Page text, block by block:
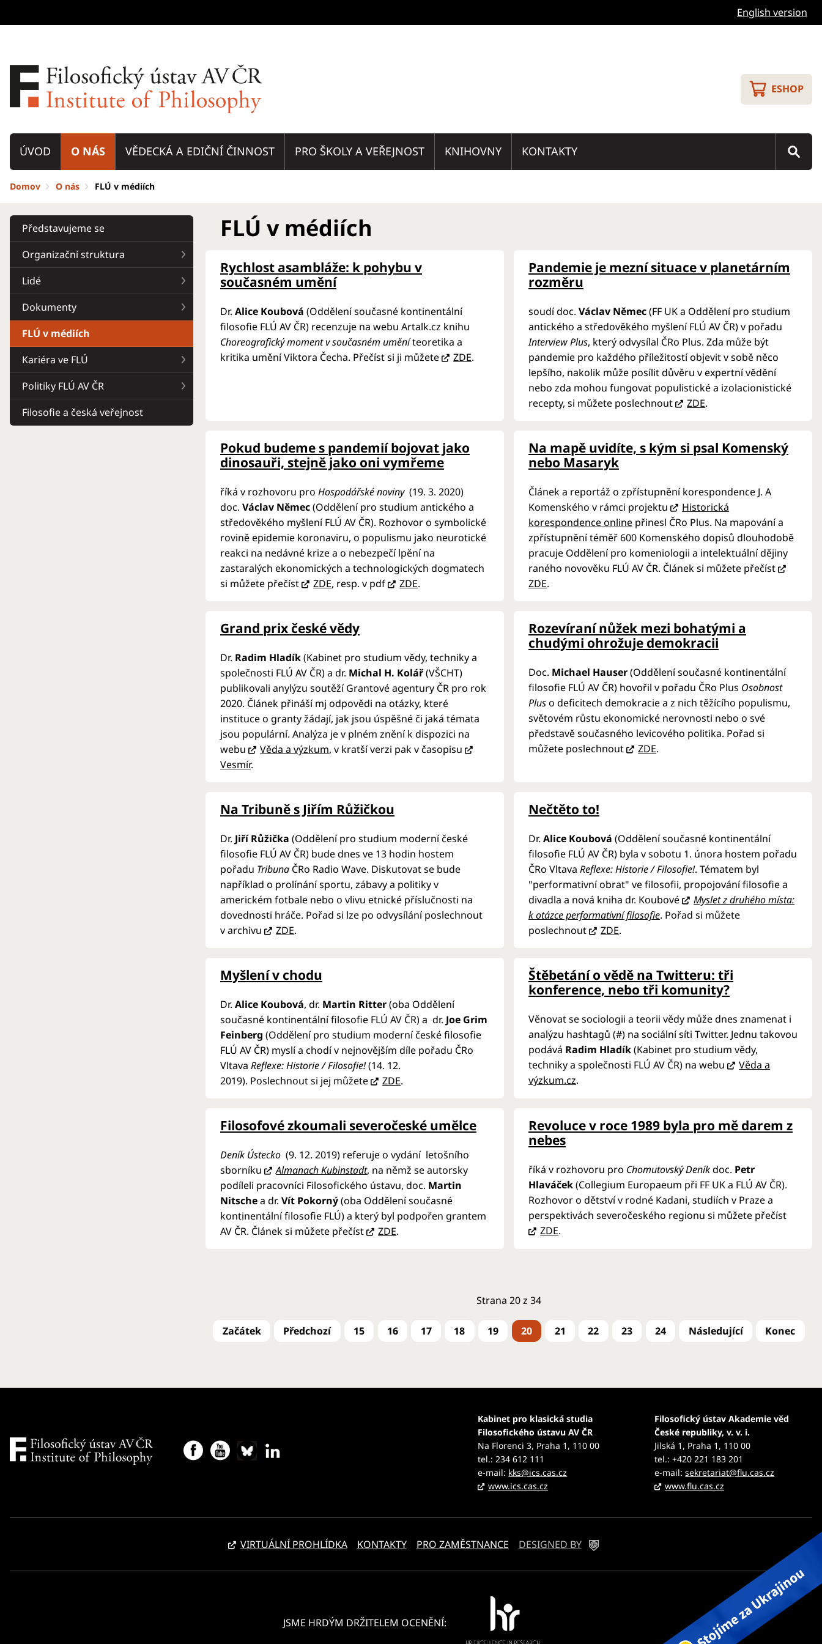
English version
ESHOP
ÚVOD O NÁS VĚDECKÁ A EDIČNÍ ČINNOST PRO ŠKOLY A VEŘEJNOST KNIHOVNY KONTAKTY
Domov O nás FLÚ v médiích
Představujeme se
Organizační struktura
Lidé
Dokumenty
FLÚ v médiích
Kariéra ve FLÚ
Politiky FLÚ AV ČR
Filosofie a česká veřejnost
FLÚ v médiích
Rychlost asambláže: k pohybu v
současném umění
Dr. Alice Koubová (Oddělení současné kontinentální
filosofie FLÚ AV ČR) recenzuje na webu Artalk.cz knihu
Choreografický moment v současném uměníteoretika a
kritika umění Viktora Čecha. Přečíst si ji můžete
ZDE.
Pandemie je mezní situace v planetárním
rozměru
soudí doc. Václav Němec(FF UK a Oddělení pro studium
antického a středověkého myšlení FLÚ AV ČR) v pořadu
Interview Plus, který odvysílal ČRo Plus. Zda může být
pandemie pro každého příležitostí objevit v sobě něco
lepšího, nakolik může posílit důvěru v expertní vědění
nebo zda mohou fungovat populistické a izolacionistické
recepty, si můžete poslechnout
ZDE.
Pokud budeme s pandemií bojovat jako
dinosauři, stejně jako oni vymřeme
říká v rozhovoru pro Hospodářské noviny(19. 3. 2020)
doc. Václav Němec(Oddělení pro studium antického a
středověkého myšlení FLÚ AV ČR). Rozhovor o symbolické
rovině epidemie koronaviru, o populismu jako neurotické
reakci na nedávné krize a o nebezpečí lpění na
zastaralých ekonomických a technologických dogmatech
si můžete přečíst
ZDE, resp. v pdf ZDE.
Na mapě uvidíte, s kým si psal Komenský
nebo Masaryk
Článek a reportáž o zpřístupnění korespondence J. A
Komenského v rámci projektu
Historická
korespondence online přinesl ČRo Plus. Na mapování a
zpřístupnění téměř 600 Komenského dopisů dlouhodobě
pracuje Oddělení pro komeniologii a intelektuální dějiny
raného novověku FLÚ AV ČR. Článek si můžete přečíst
ZDE.
Grand prix české vědy
Dr. Radim Hladík(Kabinet pro studium vědy, techniky a
společnosti FLÚ AV ČR) a dr. Michal H. Kolář(VŠCHT)
publikovali anylýzu soutěží Grantové agentury ČR pro rok
2020. Článek přináší mj odpovědi na otázky, které
instituce o granty žádají, jak jsou úspěšné či jaká témata
jsou populární. Analýza je v plném znění k dispozici na
webu
Věda a výzkum, v kratší verzi pak v časopisu
Vesmír.
Rozevíraní nůžek mezi bohatými a
chudými ohrožuje demokracii
Doc. Michael Hauser(Oddělení současné kontinentální
filosofie FLÚ AV ČR) hovořil v pořadu ČRo Plus Osobnost
Pluso deficitech demokracie a z nich těžícího populismu,
světovém růstu ekonomické nerovnosti nebo o své
představě současného levicového politika. Pořad si
můžete poslechnout
ZDE.
Na Tribuně s Jiřím Růžičkou
Dr. Jiří Růžička (Oddělení pro studium moderní české
filosofie FLÚ AV ČR) bude dnes ve 13 hodin hostem
pořadu Tribuna ČRo Radio Wave. Diskutovat se bude
například o prolínání sportu, zábavy a politiky v
americkém fotbale nebo o vlivu etnické příslučnosti na
dovednosti hráče. Pořad si lze po odvysílání poslechnout
v archivu
ZDE.
Nečtěto to!
Dr. Alice Koubová (Oddělení současné kontinentální
filosofie FLÚ AV ČR) byla v sobotu 1. února hostem pořadu
ČRo Vltava Reflexe: Historie / Filosofie!. Tématem byl
"performativní obrat" ve filosofii, propojování filosofie a
divadla a nová kniha dr. Koubové
Myslet z druhého místa:
k otázce performativní filosofie. Pořad si můžete
poslechnout
ZDE.
Myšlení v chodu
Dr. Alice Koubová, dr. Martin Ritter(oba Oddělení
současné kontinentální filosofie FLÚ AV ČR) a dr. Joe Grim
Feinberg (Oddělení pro studium moderní české filosofie
FLÚ AV ČR) myslí a chodí v nejnovějším díle pořadu ČRo
Vltava Reflexe: Historie / Filosofie!(14. 12.
2019). Poslechnout si jej můžete ZDE.
Štěbetání o vědě na Twitteru: tři
konference, nebo tři komunity?
Věnovat se sociologii a teorii vědy může dnes znamenat i
analýzu hashtagů (#) na sociální síti Twitter. Jednu takovou
podává Radim Hladík(Kabinet pro studium vědy,
techniky a společnosti FLÚ AV ČR) na webu
Věda a
výzkum.cz.
Filosofové zkoumali severočeské umělce
Deník Ústecko (9. 12. 2019) referuje o vydání letošního
sborníku
Almanach Kubinstadt, na němž se autorsky
podíleli pracovníci Filosofického ústavu, doc. Martin
Nitschea dr. Vít Pokorný(oba Oddělení současné
kontinentální filosofie FLÚ) a který byl podpořen grantem
AV ČR. Článek si můžete přečíst
ZDE.
Revoluce v roce 1989 byla pro mě darem z
nebes
říká v rozhovoru pro Chomutovský Deníkdoc. Petr
Hlaváček(Collegium Europaeum při FF UK a FLÚ AV ČR).
Rozhovor o dětství v rodné Kadani, studiích v Praze a
perspektivách severočeského regionu si můžete přečíst
ZDE.
Strana 20 z 34
15 16 17 18 19 20 21 22 23 24
Kabinet pro klasická studia
Filosofického ústavu AV ČR
Na Florenci 3, Praha 1, 110 00
tel.: 234 612 111
e-mail: kks@ics.cas.cz
www.ics.cas.cz
Filosofický ústav Akademie věd
České republiky, v. v. i.
Jilská 1, Praha 1, 110 00
tel.: +420 221 183 201
e-mail:sekretariat@flu.cas.cz
www.flu.cas.cz
VIRTUÁLNÍ PROHLÍDKA KONTAKTY PRO ZAMĚSTNANCE DESIGNED BY
JSME HRDÝM DRŽITELEM OCENĚNÍ: